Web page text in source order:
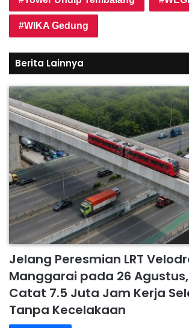
WIKA Gedung
Berita Lainnya
Jelang Peresmian LRT
Manggarai pada 26
Catat 7.5 Juta Jam Kerja
Tanpa Kecelakaan